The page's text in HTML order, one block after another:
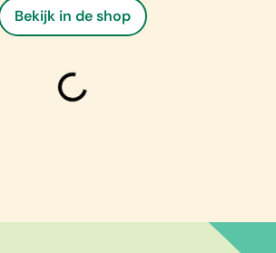
Bekijk in de shop
laden